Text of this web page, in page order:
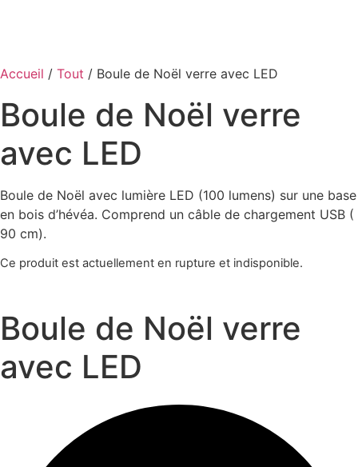
Accueil / Tout / Boule de Noël verre avec LED
Boule de Noël verre
avec LED
Boule de Noël avec lumière LED (100 lumens) sur une base
en bois d’hévéa. Comprend un câble de chargement USB (
90 cm).
Ce produit est actuellement en rupture et indisponible.
Boule de Noël verre
avec LED